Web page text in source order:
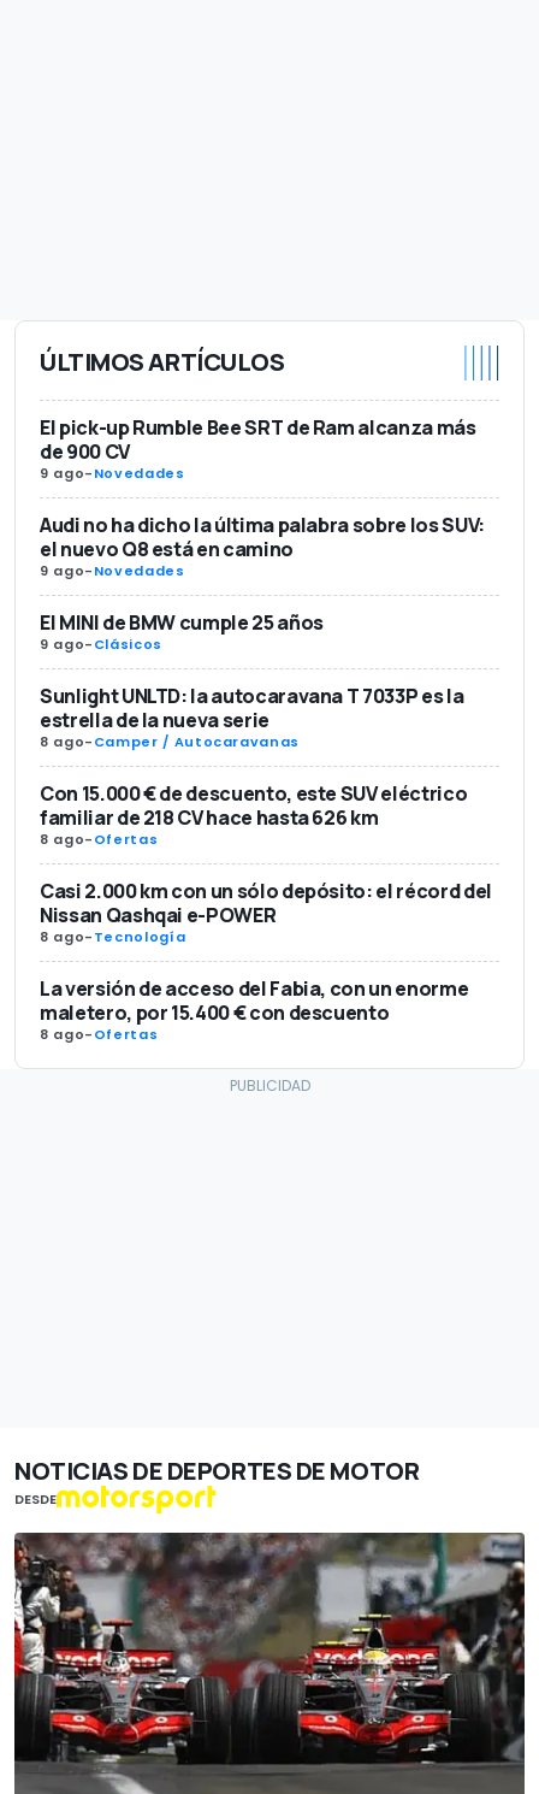
ÚLTIMOS ARTÍCULOS
El pick-up Rumble Bee SRT de Ram alcanza más
de 900 CV
9 ago-Novedades
Audi no ha dicho la última palabra sobre los SUV:
el nuevo Q8 está en camino
9 ago-Novedades
El MINI de BMW cumple 25 años
9 ago-Clásicos
Sunlight UNLTD: la autocaravana T 7033P es la
estrella de la nueva serie
8 ago-Camper / Autocaravanas
Con 15.000 € de descuento, este SUV eléctrico
familiar de 218 CV hace hasta 626 km
8 ago-Ofertas
Casi 2.000 km con un sólo depósito: el récord del
Nissan Qashqai e-POWER
8 ago-Tecnología
La versión de acceso del Fabia, con un enorme
maletero, por 15.400 € con descuento
8 ago-Ofertas
NOTICIAS DE DEPORTES DE MOTOR
DESDE